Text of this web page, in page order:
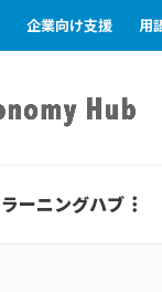
企業向け支援 用
ラーニングハブ